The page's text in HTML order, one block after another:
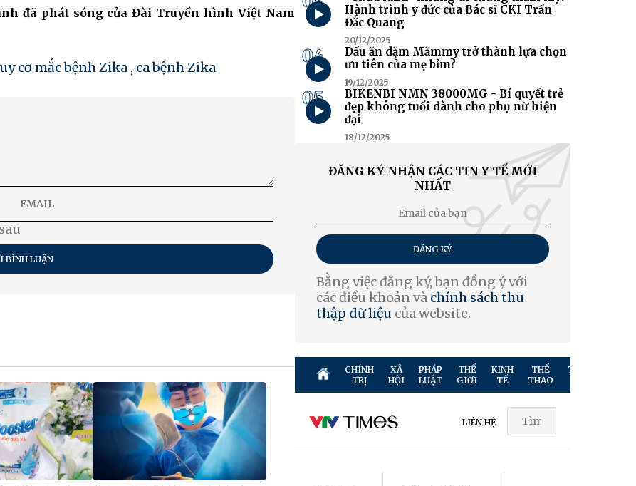
đã phát sóng của Đài Truyền hình Việt Nam
cơ mắc bệnh Zika , ca bệnh Zika
BÌNH LUẬN
Hành trình y đức của Bác sĩ CKI Trần
Đắc Quang
20/12/2025
04
Dầu ăn dặm Mămmy trở thành lựa chọn
ưu tiên của mẹ bỉm?
19/12/2025
05
BIKENBI NMN 38000MG - Bí quyết trẻ
đẹp không tuổi dành cho phụ nữ hiện
đại
18/12/2025
ĐĂNG KÝ NHẬN CÁC TIN Y TẾ MỚI
NHẤT
ĐĂNG KÝ
Bằng việc đăng ký, bạn đồng ý với
các điều khoản và chính sách thu
thập dữ liệu của website.
CHÍNH
TRỊ
XÃ
HỘI
PHÁP
LUẬT
THẾ
GIỚI
KINH
TẾ
THỂ
THAO
TRUYỀN
LIÊN HỆ